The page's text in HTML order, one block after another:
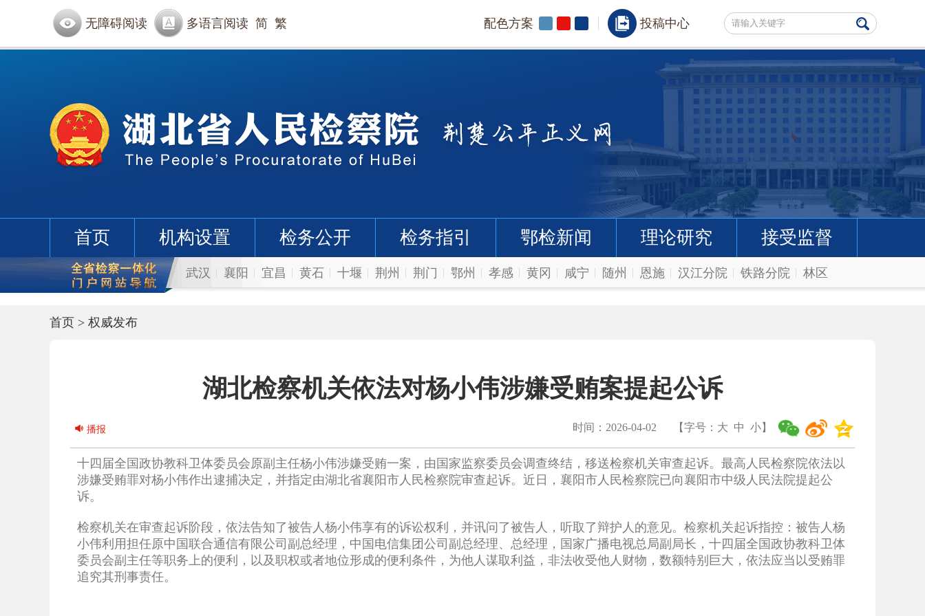
无障碍阅读 多语言阅读 简 繁 配色方案 投稿中心
首页 机构设置 检务公开 检务指引 鄂检新闻 理论研究 接受监督
武汉 襄阳 宜昌 黄石 十堰 荆州 荆门 鄂州 孝感 黄冈 咸宁 随州 恩施 汉江分院 铁路分院 林区
首页 > 权威发布
湖北检察机关依法对杨小伟涉嫌受贿案提起公诉
【字号： 大 中 小】
播报 时间：2026-04-02
十四届全国政协教科卫体委员会原副主任杨小伟涉嫌受贿一案，由国家监察委员会调查终结，移送检察机关审查起诉。最高人民检察院依法以
涉嫌受贿罪对杨小伟作出逮捕决定，并指定由湖北省襄阳市人民检察院审查起诉。近日，襄阳市人民检察院已向襄阳市中级人民法院提起公
诉。
检察机关在审查起诉阶段，依法告知了被告人杨小伟享有的诉讼权利，并讯问了被告人，听取了辩护人的意见。检察机关起诉指控：被告人杨
小伟利用担任原中国联合通信有限公司副总经理，中国电信集团公司副总经理、总经理，国家广播电视总局副局长，十四届全国政协教科卫体
委员会副主任等职务上的便利，以及职权或者地位形成的便利条件，为他人谋取利益，非法收受他人财物，数额特别巨大，依法应当以受贿罪
追究其刑事责任。